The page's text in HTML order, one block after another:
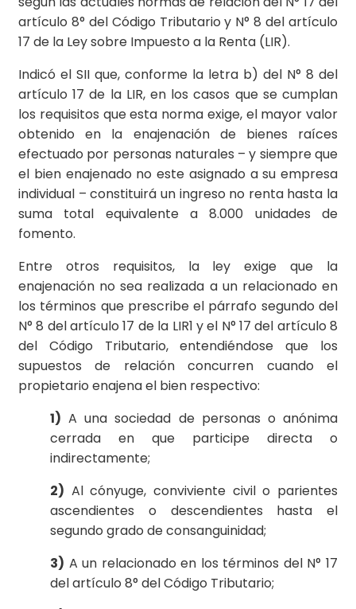
artículo 8° del Código Tributario y N° 8 del artículo
17 de la Ley sobre Impuesto a la Renta (LIR).
Indicó el SII que, conforme la letra b) del N° 8 del
artículo 17 de la LIR, en los casos que se cumplan
los requisitos que esta norma exige, el mayor valor
obtenido en la enajenación de bienes raíces
efectuado por personas naturales – y siempre que
el bien enajenado no este asignado a su empresa
individual – constituirá un ingreso no renta hasta la
suma total equivalente a 8.000 unidades de
fomento.
Entre otros requisitos, la ley exige que la
enajenación no sea realizada a un relacionado en
los términos que prescribe el párrafo segundo del
N° 8 del artículo 17 de la LIR1 y el N° 17 del artículo 8
del Código Tributario, entendiéndose que los
supuestos de relación concurren cuando el
propietario enajena el bien respectivo:
1) A una sociedad de personas o anónima
cerrada en que participe directa o
indirectamente;
2) Al cónyuge, conviviente civil o parientes
ascendientes o descendientes hasta el
segundo grado de consanguinidad;
3) A un relacionado en los términos del N° 17
del artículo 8° del Código Tributario;